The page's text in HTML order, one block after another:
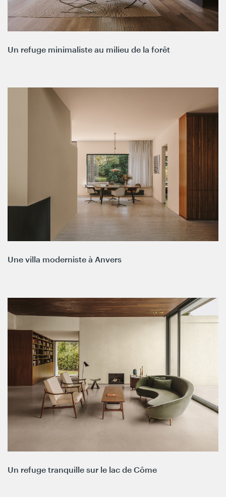
Un refuge minimaliste au milieu de la forêt
Une villa moderniste à Anvers
Un refuge tranquille sur le lac de Côme